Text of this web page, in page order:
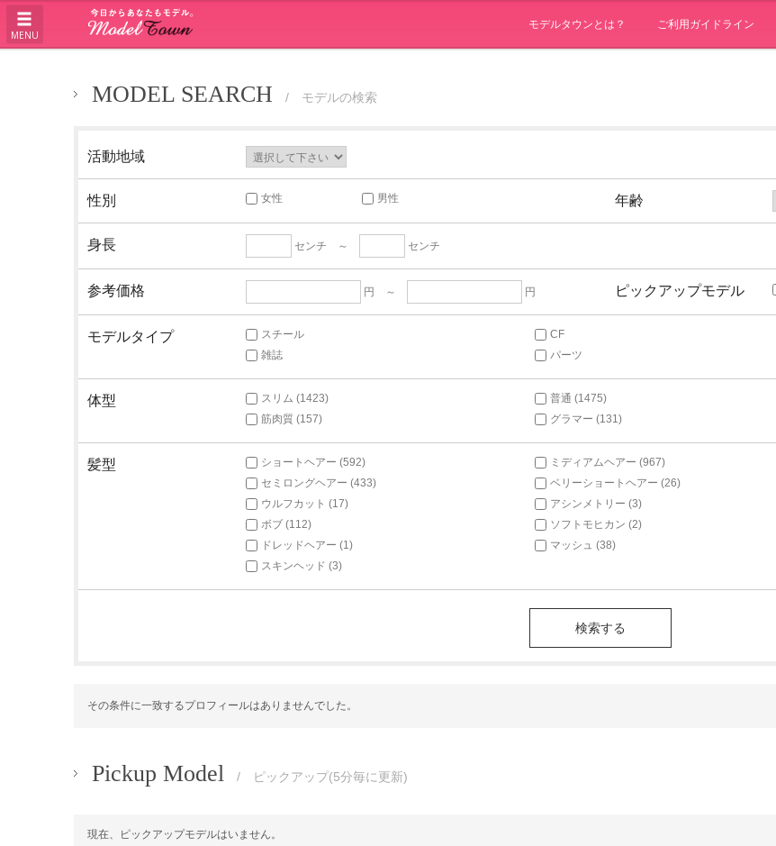
MENU
モデルタウンとは？ ご利用ガイドライン
MODEL SEARCH / モデルの検索
活動地域
性別 女性 男性 年齢
身長 センチ ～ センチ
参考価格 円 ～ 円 ピックアップモデル
モデルタイプ スチール CF
雑誌
パーツ
体型 スリム (1423) 普通 (1475)
筋肉質 (157)
グラマー (131)
髪型 ショートヘアー (592) ミディアムヘアー (967)
セミロングヘアー (433)
ベリーショートヘアー (26)
ウルフカット (17)
アシンメトリー (3)
ボブ (112)
ソフトモヒカン (2)
ドレッドヘアー (1)
マッシュ (38)
スキンヘッド (3)
その条件に一致するプロフィールはありませんでした。
Pickup Model / ピックアップ(5分毎に更新)
現在、ピックアップモデルはいません。